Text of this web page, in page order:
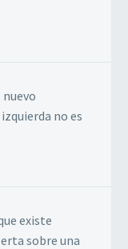
nuevo
no es
existe
sobre una